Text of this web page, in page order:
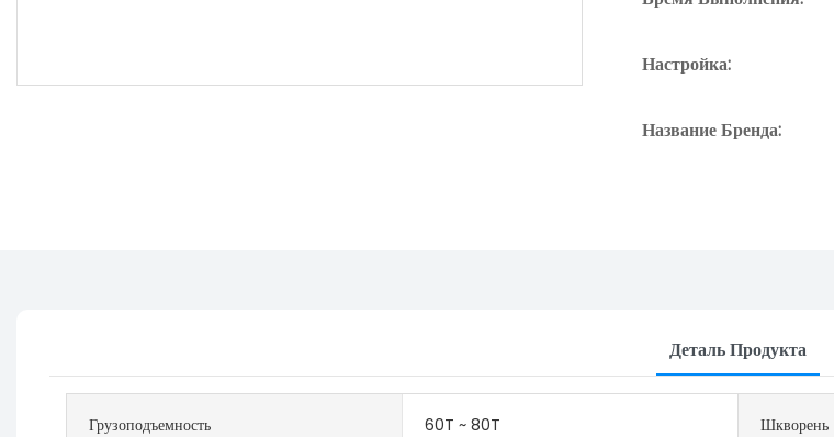
Настройка:
Название Бренда:
Деталь Продукта
Грузоподъемность 60T ~ 80T Шкворень